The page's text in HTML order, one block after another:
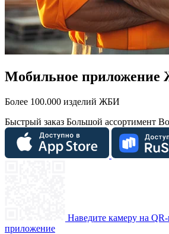
Мобильное
Более 100.000 изделий ЖБИ
Быстрый заказ Большой ассортимент
Наведите камеру на QR-
приложение